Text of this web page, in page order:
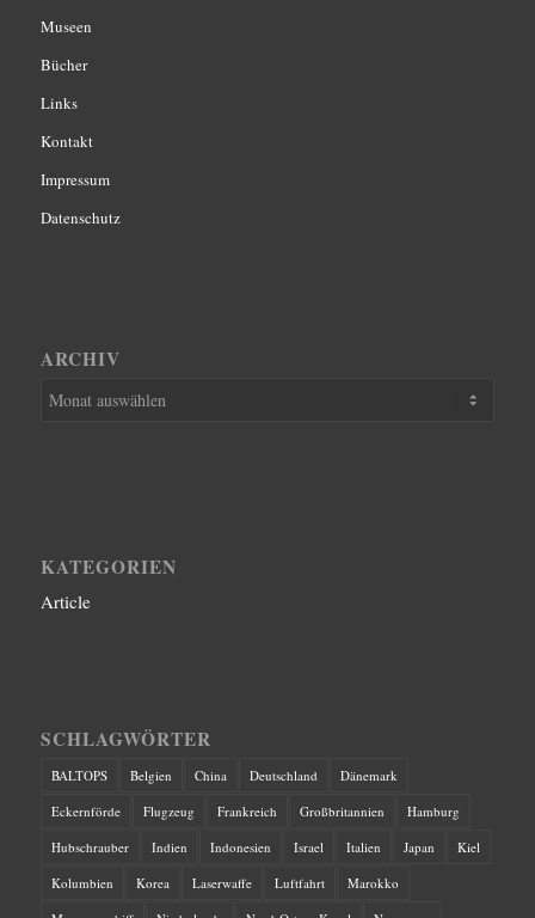
Museen
Bücher
Links
Kontakt
Impressum
Datenschutz
ARCHIV
KATEGORIEN
Article
SCHLAGWÖRTER
BALTOPS Belgien China Deutschland
Dänemark
Eckernförde
Flugzeug Frankreich Großbritannien
Hamburg
Hubschrauber
Indien Indonesien Israel Italien Japan
Kiel
Kolumbien
Korea Laserwaffe Luftfahrt
Marokko